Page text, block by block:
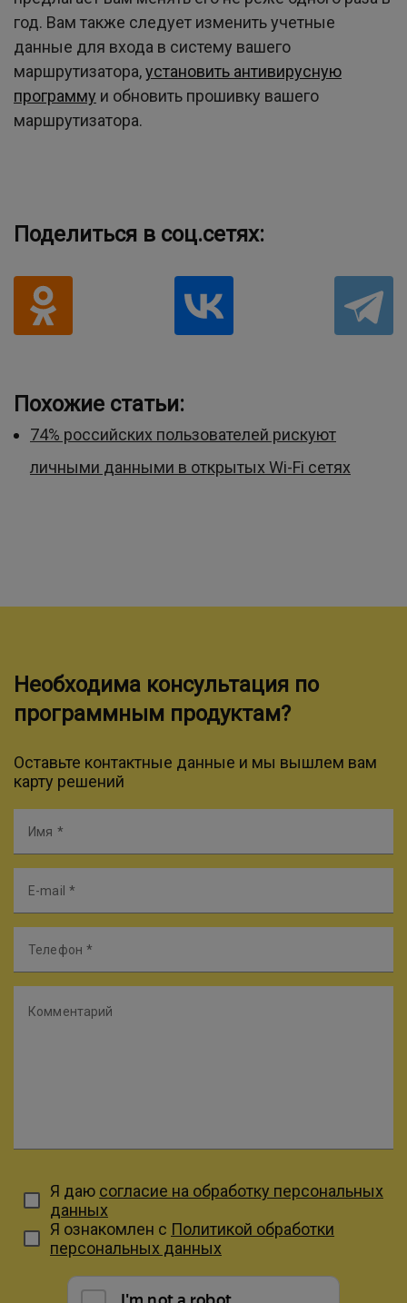
год. Вам также следует изменить учетные
данные для входа в систему вашего
маршрутизатора,установить антивирусную
программу и обновить прошивку вашего
маршрутизатора.
Поделиться в соц.сетях:
Похожие статьи:
74% российских пользователей рискуют
личными данными в открытых Wi-Fi сетях
Необходима консультация по
программным продуктам?
Оставьте контактные данные и мы вышлем вам
карту решений
Имя
E-mail
Телефон
Комментарий
Я даю согласие на обработку персональных
данных
Я ознакомлен с Политикой обработки
персональных данных